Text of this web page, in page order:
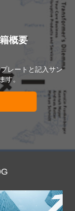
概要
レートと記入サン
す。